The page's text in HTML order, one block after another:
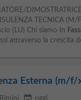
TECNICA (M/
(LU) Chi siamo In
attraverso la crescita
Esterna (m/f/
Rimini oggi